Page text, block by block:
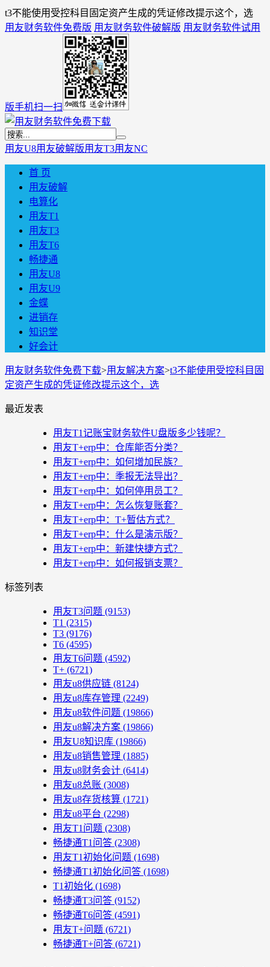
t3不能使用受控科目固定资产生成的凭证修改提示这个，选
用友财务软件免费版 用友财务软件破解版 用友财务软件试用
版手机扫一扫
用友U8用友破解版用友T3用友NC
首 页
用友破解
电算化
用友T1
用友T3
用友T6
畅捷通
用友U8
用友U9
金蝶
进销存
知识堂
好会计
用友财务软件免费下载>用友解决方案>t3不能使用受控科目固
定资产生成的凭证修改提示这个，选
最近发表
用友T1记账宝财务软件U盘版多少钱呢？
用友T+erp中：仓库能否分类？
用友T+erp中：如何增加民族？
用友T+erp中：季报无法导出？
用友T+erp中：如何停用员工？
用友T+erp中：怎么恢复账套？
用友T+erp中：T+暂估方式？
用友T+erp中：什么是演示版？
用友T+erp中：新建快捷方式？
用友T+erp中：如何报销支票？
标签列表
用友T3问题 (9153)
T1 (2315)
T3 (9176)
T6 (4595)
用友T6问题 (4592)
T+ (6721)
用友u8供应链 (8124)
用友u8库存管理 (2249)
用友u8软件问题 (19866)
用友u8解决方案 (19866)
用友U8知识库 (19866)
用友u8销售管理 (1885)
用友u8财务会计 (6414)
用友u8总账 (3008)
用友u8存货核算 (1721)
用友u8平台 (2298)
用友T1问题 (2308)
畅捷通T1问答 (2308)
用友T1初始化问题 (1698)
畅捷通T1初始化问答 (1698)
T1初始化 (1698)
畅捷通T3问答 (9152)
畅捷通T6问答 (4591)
用友T+问题 (6721)
畅捷通T+问答 (6721)